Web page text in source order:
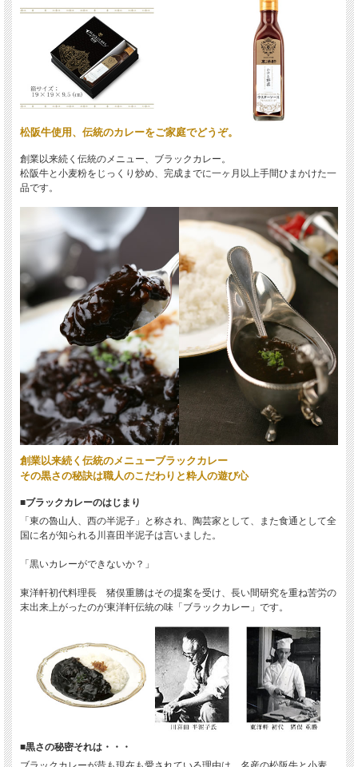
松阪牛使用、伝統のカレーをご家庭でどうぞ。
創業以来続く伝統のメニュー、ブラックカレー。
松阪牛と小麦粉をじっくり炒め、完成までに一ヶ月以上手間ひまかけた一
品です。
創業以来続く伝統のメニューブラックカレー
その黒さの秘訣は職人のこだわりと粋人の遊び心
■ブラックカレーのはじまり
「東の魯山人、西の半泥子」と称され、陶芸家として、また食通として全
国に名が知られる川喜田半泥子は言いました。
「黒いカレーができないか？」
東洋軒初代料理長 猪俣重勝はその提案を受け、長い間研究を重ね苦労の
末出来上がったのが東洋軒伝統の味「ブラックカレー」です。
■黒さの秘密それは・・・